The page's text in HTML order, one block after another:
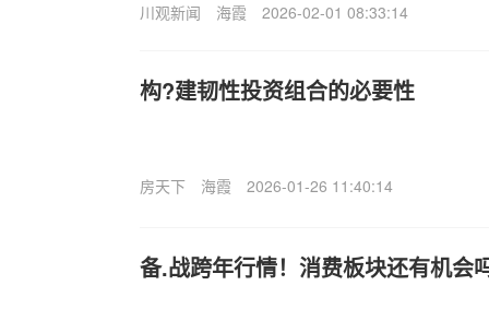
川观新闻 海霞 2026-02-01 08:33:14
构?建韧性投资组合的必要性
房天下 海霞 2026-01-26 11:40:14
备.战跨年行情！消费板块还有机会